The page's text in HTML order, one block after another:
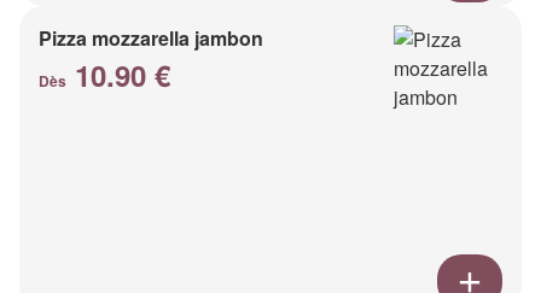
Pizza mozzarella jambon
Dès 10.90 €